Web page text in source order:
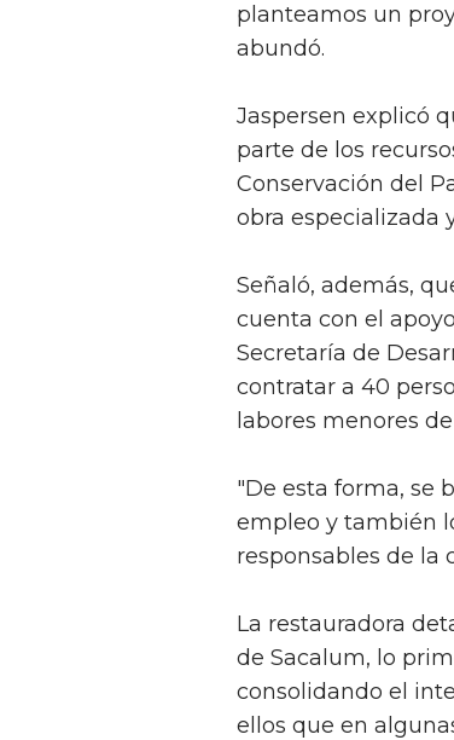
planteamos un
abundó.
Jaspersen explicó
parte de los
Conservación del
obra especializada
Señaló, además,
cuenta con el
Secretaría de
contratar a 40
labores menores
"De esta forma, se
empleo y también
responsables de la
La restauradora
de Sacalum, lo
consolidando el
ellos que en